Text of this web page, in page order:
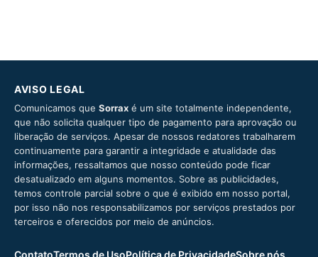
AVISO LEGAL
Comunicamos que Sorrax é um site totalmente independente,
que não solicita qualquer tipo de pagamento para aprovação ou
liberação de serviços. Apesar de nossos redatores trabalharem
continuamente para garantir a integridade e atualidade das
informações, ressaltamos que nosso conteúdo pode ficar
desatualizado em alguns momentos. Sobre as publicidades,
temos controle parcial sobre o que é exibido em nosso portal,
por isso não nos responsabilizamos por serviços prestados por
terceiros e oferecidos por meio de anúncios.